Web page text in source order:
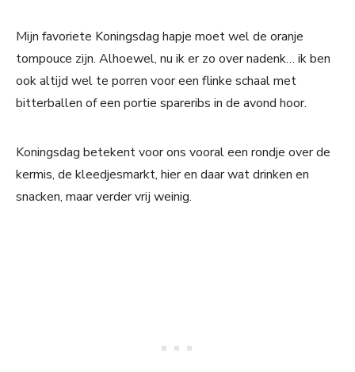
Mijn favoriete Koningsdag hapje moet wel de oranje
tompouce zijn. Alhoewel, nu ik er zo over nadenk… ik ben
ook altijd wel te porren voor een flinke schaal met
bitterballen of een portie spareribs in de avond hoor.
Koningsdag betekent voor ons vooral een rondje over de
kermis, de kleedjesmarkt, hier en daar wat drinken en
snacken, maar verder vrij weinig.